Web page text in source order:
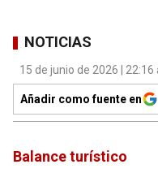
NOTICIAS
15 de junio de 2026 |
Añadir como fuente en
Balance turístico